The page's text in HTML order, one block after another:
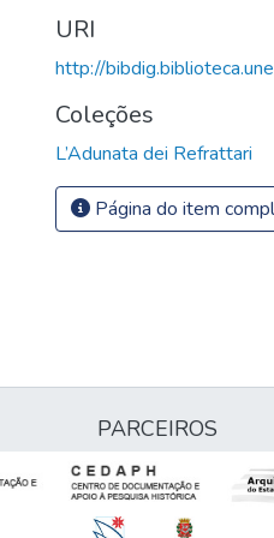
URI
http://
Coleções
L’Adunata dei Refrattari
Página do item
PARCEIROS